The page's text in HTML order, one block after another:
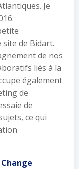
Je
de Bidart.
de nos
liés à la
également
de
de
ce qui